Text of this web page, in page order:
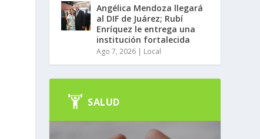
Angélica Mendoza llegará
al DIF de Juárez; Rubí
Enríquez le entrega una
institución fortalecida
Ago 7, 2026 | Local
SALUD